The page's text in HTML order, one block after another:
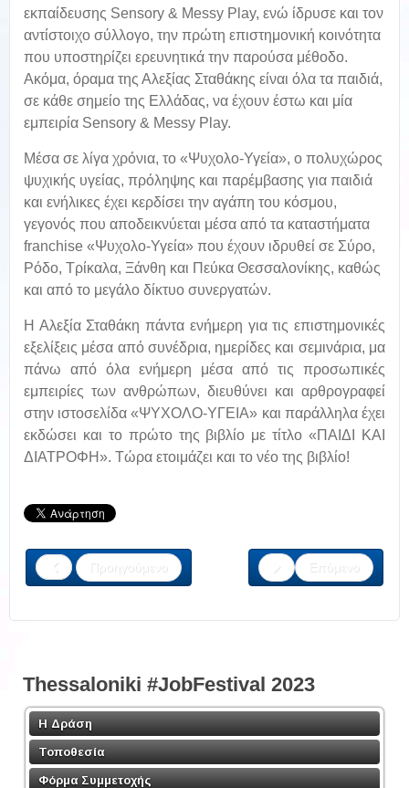
εκπαίδευσης Sensory & Messy Play, ενώ ίδρυσε και τον
αντίστοιχο σύλλογο, την πρώτη επιστημονική κοινότητα
που υποστηρίζει ερευνητικά την παρούσα μέθοδο.
Ακόμα, όραμα της Αλεξίας Σταθάκης είναι όλα τα παιδιά,
σε κάθε σημείο της Ελλάδας, να έχουν έστω και μία
εμπειρία Sensory & Messy Play.
Μέσα σε λίγα χρόνια, το «Ψυχολο-Υγεία», ο πολυχώρος
ψυχικής υγείας, πρόληψης και παρέμβασης για παιδιά
και ενήλικες έχει κερδίσει την αγάπη του κόσμου,
γεγονός που αποδεικνύεται μέσα από τα καταστήματα
franchise «Ψυχολο-Υγεία» που έχουν ιδρυθεί σε Σύρο,
Ρόδο, Τρίκαλα, Ξάνθη και Πεύκα Θεσσαλονίκης, καθώς
και από το μεγάλο δίκτυο συνεργατών.
Η Αλεξία Σταθάκη πάντα ενήμερη για τις επιστημονικές
εξελίξεις μέσα από συνέδρια, ημερίδες και σεμινάρια, μα
πάνω από όλα ενήμερη μέσα από τις προσωπικές
εμπειρίες των ανθρώπων, διευθύνει και αρθρογραφεί
στην ιστοσελίδα «ΨΥΧΟΛΟ-ΥΓΕΙΑ» και παράλληλα έχει
εκδώσει και το πρώτο της βιβλίο με τίτλο «ΠΑΙΔΙ ΚΑΙ
ΔΙΑΤΡΟΦΗ». Τώρα ετοιμάζει και το νέο της βιβλίο!
Προηγούμενο Επόμενο
Thessaloniki #JobFestival 2023
Η Δράση
Τοποθεσία
Φόρμα Συμμετοχής